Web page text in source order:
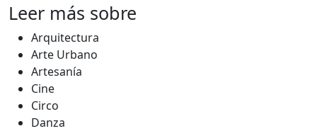
Leer más sobre
Arquitectura
Arte Urbano
Artesanía
Cine
Circo
Danza